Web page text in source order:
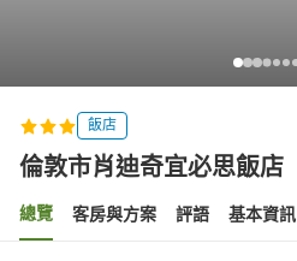
飯店
倫敦市肖迪奇宜必思飯店
總覽 客房與方案 評語 基本資訊